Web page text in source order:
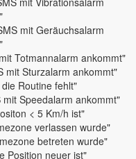
mit Geräuchsalarm
Totmannalarm ankommt"
mit Sturzalarm ankommt"
Routine fehlt"
Speedalarm ankommt"
< 5 Km/h ist"
verlassen wurde"
betreten wurde"
Position neuer ist"